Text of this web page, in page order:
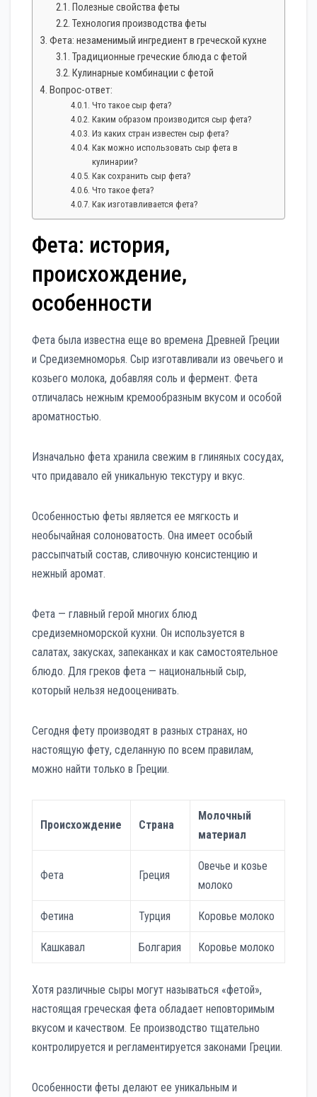
Полезные свойства феты
Технология производства феты
Фета: незаменимый ингредиент в греческой кухне
Традиционные греческие блюда с фетой
Кулинарные комбинации с фетой
Вопрос-ответ:
Что такое сыр фета?
Каким образом производится сыр фета?
Из каких стран известен сыр фета?
Как можно использовать сыр фета в
кулинарии?
Как сохранить сыр фета?
Что такое фета?
Как изготавливается фета?
Фета: история,
происхождение,
особенности
Фета была известна еще во времена Древней Греции
и Средиземноморья. Сыр изготавливали из овечьего и
козьего молока, добавляя соль и фермент. Фета
отличалась нежным кремообразным вкусом и особой
ароматностью.
Изначально фета хранила свежим в глиняных сосудах,
что придавало ей уникальную текстуру и вкус.
Особенностью феты является ее мягкость и
необычайная солоноватость. Она имеет особый
рассыпчатый состав, сливочную консистенцию и
нежный аромат.
Фета — главный герой многих блюд
средиземноморской кухни. Он используется в
салатах, закусках, запеканках и как самостоятельное
блюдо. Для греков фета — национальный сыр,
который нельзя недооценивать.
Сегодня фету производят в разных странах, но
настоящую фету, сделанную по всем правилам,
можно найти только в Греции.
Происхождение Страна
Молочный
материал
Фета Греция
Овечье и козье
молоко
Фетина Турция Коровье молоко
Кашкавал Болгария Коровье молоко
Хотя различные сыры могут называться «фетой»,
настоящая греческая фета обладает неповторимым
вкусом и качеством. Ее производство тщательно
контролируется и регламентируется законами Греции.
Особенности феты делают ее уникальным и